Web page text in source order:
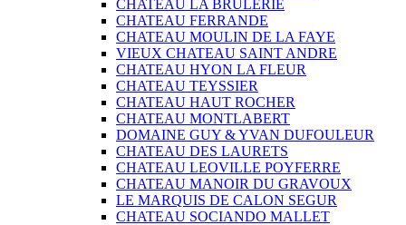
CHATEAU LA BRULERIE
CHATEAU FERRANDE
CHATEAU MOULIN DE LA FAYE
VIEUX CHATEAU SAINT ANDRE
CHATEAU HYON LA FLEUR
CHATEAU TEYSSIER
CHATEAU HAUT ROCHER
CHATEAU MONTLABERT
DOMAINE GUY & YVAN DUFOULEUR
CHATEAU DES LAURETS
CHATEAU LEOVILLE POYFERRE
CHATEAU MANOIR DU GRAVOUX
LE MARQUIS DE CALON SEGUR
CHATEAU SOCIANDO MALLET